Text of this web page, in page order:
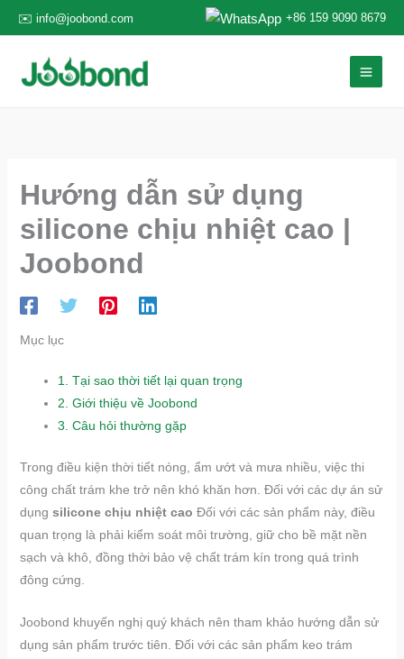
tới
dung
✉️ info@joobond.com +86 159 9090 8679
Hướng dẫn sử dụng
silicone chịu nhiệt cao |
Joobond
Mục lục
1. Tại sao thời tiết lại quan trọng
2. Giới thiệu về Joobond
3. Câu hỏi thường gặp
Trong điều kiện thời tiết nóng, ẩm ướt và mưa nhiều, việc thi
công chất trám khe trở nên khó khăn hơn. Đối với các dự án sử
dụng silicone chịu nhiệt cao Đối với các sản phẩm này, điều
quan trọng là phải kiểm soát môi trường, giữ cho bề mặt nền
sạch và khô, đồng thời bảo vệ chất trám kín trong quá trình
đông cứng.
Joobond khuyến nghị quý khách nên tham khảo hướng dẫn sử
dụng sản phẩm trước tiên. Đối với các sản phẩm keo trám